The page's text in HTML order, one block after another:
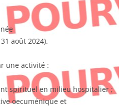
août 2024).
une activité :
spirituel en milieu hospitalier ;
oecuménique et